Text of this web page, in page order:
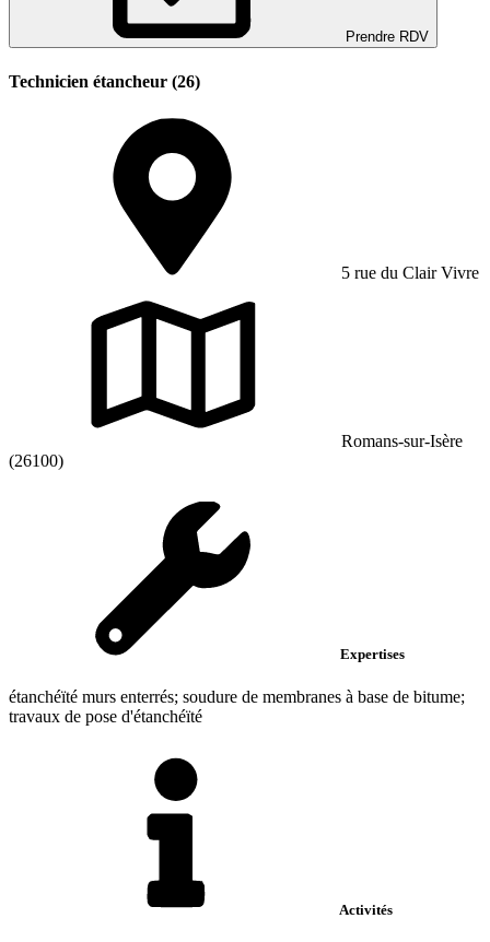
Prendre RDV
Technicien étancheur (26)
5 rue du Clair Vivre
Romans-sur-Isère
(26100)
Expertises
étanchéïté murs enterrés; soudure de membranes à base de bitume;
travaux de pose d'étanchéïté
Activités